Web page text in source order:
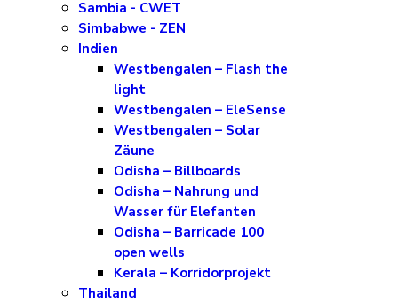
Sambia - CWET
Simbabwe - ZEN
Indien
Westbengalen – Flash the
light
Westbengalen – EleSense
Westbengalen – Solar
Zäune
Odisha – Billboards
Odisha – Nahrung und
Wasser für Elefanten
Odisha – Barricade 100
open wells
Kerala – Korridorprojekt
Thailand